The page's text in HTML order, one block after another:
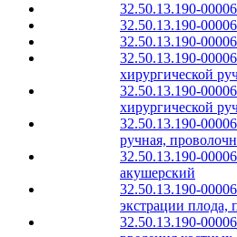
32.50.13.190-
32.50.13.190-
32.50.13.190-
32.50.13.190-
хирургической
32.50.13.190-
хирургической
32.50.13.190-
ручная,
32.50.13.190-
акушерский
32.50.13.190-
экстрации плода,
32.50.13.190-